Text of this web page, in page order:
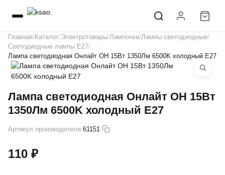
Главная Каталог Электротовары Лампочки Лампы светодиодные
Светодиодные лампы E27
Лампа светодиодная Онлайт ОН 15Вт 1350Лм 6500K холодный Е27
Лампа светодиодная Онлайт ОН 15Вт
1350Лм 6500K холодный Е27
Артикул производителя:61151
110 ₽